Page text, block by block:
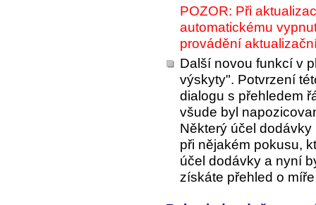
POZOR: Při
automatickému
provádění
Další novou funkcí v
výskyty". Potvrzení
dialogu s přehledem
všude byl
Některý účel
při nějakém pokusu,
účel dodávky a nyní
získáte přehled o